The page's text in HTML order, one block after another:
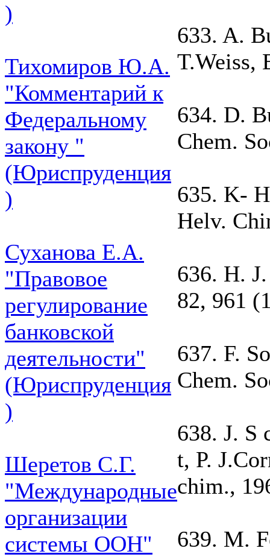
)
Тихомиров Ю.А.
"Комментарий к
Федеральному
закону "
(Юриспруденция
)
Суханова Е.А.
"Правовое
регулирование
банковской
деятельности"
(Юриспруденция
)
Шеретов С.Г.
"Международные
организации
системы ООН"
633. A.
T.Weiss,
634. D.
Chem.
635. K-
Helv.
636. Н.
82, 961
637. F.
Chem.
638. J. S
t, P.
chim.,
639. M.